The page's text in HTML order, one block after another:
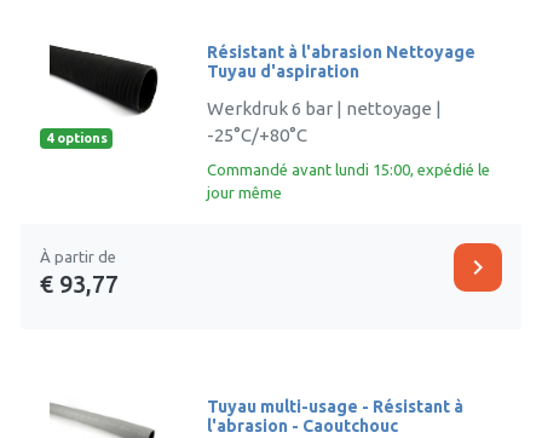
4 options
Résistant à l'abrasion Nettoyage
Tuyau d'aspiration
Werkdruk 6 bar | nettoyage |
-25°C/+80°C
Commandé avant lundi 15:00, expédié le
jour même
À partir de
€ 93,77
chevron_right
Tuyau multi-usage - Résistant à
l'abrasion - Caoutchouc